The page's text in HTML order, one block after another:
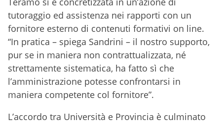
tutoraggio ed assistenza nei rapporti con un
fornitore esterno di contenuti formativi on line.
“In pratica – spiega Sandrini – il nostro supporto,
pur se in maniera non contrattualizzata, né
strettamente sistematica, ha fatto sì che
l’amministrazione potesse confrontarsi in
maniera competente col fornitore”.
L’accordo tra Università e Provincia è culminato